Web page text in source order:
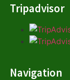
Tripadvisor
Navigation